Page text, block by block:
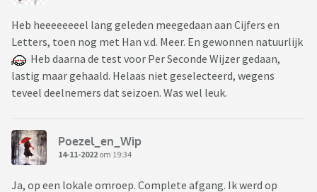
Heb heeeeeeeel lang geleden meegedaan aan Cijfers en
Letters, toen nog met Han v.d. Meer. En gewonnen natuurlijk
Heb daarna de test voor Per Seconde Wijzer gedaan,
lastig maar gehaald. Helaas niet geselecteerd, wegens
teveel deelnemers dat seizoen. Was wel leuk.
Poezel_en_Wip
14-11-2022 om 19:34
Ja, op een lokale omroep. Complete afgang. Ik werd op